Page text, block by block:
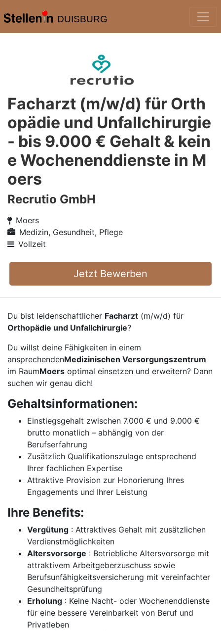
DUISBURG
Facharzt (m/w/d) für Orth
opädie und Unfallchirurgie
- bis 9.000 € Gehalt & kein
e Wochenenddienste in M
oers
Recrutio GmbH
Moers
Medizin, Gesundheit, Pflege
Vollzeit
Jetzt Bewerben
Du bist leidenschaftlicher Facharzt (m/w/d) für
Orthopädie und Unfallchirurgie?
Du willst deine Fähigkeiten in einem
ansprechendenMedizinischen Versorgungszentrum
im RaumMoers optimal einsetzen und erweitern? Dann
suchen wir genau dich!
Gehaltsinformationen:
Einstiegsgehalt zwischen 7.000 € und 9.000 €
brutto monatlich – abhängig von der
Berufserfahrung
Zusätzlich Qualifikationszulage entsprechend
Ihrer fachlichen Expertise
Attraktive Provision zur Honorierung Ihres
Engagements und Ihrer Leistung
Ihre Benefits:
Vergütung : Attraktives Gehalt mit zusätzlichen
Verdienstmöglichkeiten
Altersvorsorge : Betriebliche Altersvorsorge mit
attraktivem Arbeitgeberzuschuss sowie
Berufsunfähigkeitsversicherung mit vereinfachter
Gesundheitsprüfung
Erholung : Keine Nacht- oder Wochenenddienste
für eine bessere Vereinbarkeit von Beruf und
Privatleben